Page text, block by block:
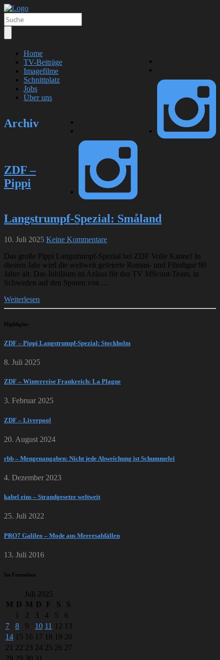
Home
TV-Beiträge
Imagefilme
Schnittplatz
Jobs
Über uns
Archiv
ZDF –
Pippi
Langstrumpf-Spezial: Småland
10. Juli 2025 Keine Kommentare
Das große Pippi Langstrumpf-Spezial bei ZDF Volle Kanne! In
diesem Jahr wird die weltweit gefeierte Roman- und Filmfigur 80
Jahre alt. Das Jubiläum ist Anlass für das TV MScout-Team, in
Schweden auf den Spuren von …
Weiterlesen
Highlights
ZDF – Pippi Langstrumpf-Spezial: Stockholm
8. Juli 2025
ZDF – Winterreise Frankreich: La Plagne
3. Februar 2025
ZDF – Liverpool
20. August 2024
rbb – Mengenangaben: Nicht jede Abweichung ist Schummelei
4. Dezember 2023
kabel eins – Strandgesetze weltweit
25. Juli 2022
PRO7 Galileo – Mode aus Meeresabfällen
13. Juli 2016
Im Fernsehen
Juli 2025
M D M D F S
S
1
2 3 4 5
6
7
8 9 10 11 12 13
14 15 16 17 18 19 20
21 22 23 24 25 26 27
28 29 30 31